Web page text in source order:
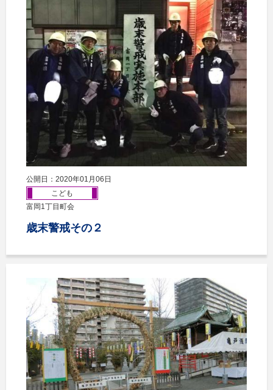
公開日：2020年01月06日
こども
富岡1丁目町会
歳末警戒その２